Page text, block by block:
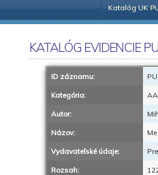
Katalóg UK
KATALÓG EVIDENCIE
ID záznamu:
Kategória:
Autor:
Názov:
Vydavateľské údaje:
Rozsah: